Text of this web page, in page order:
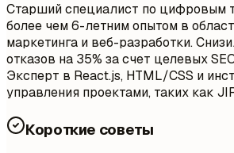
Старший специалист по цифровым
более чем 6-летним опытом в
маркетинга и веб-разработки.
отказов на 35% за счет целевых
Эксперт в React.js, HTML/CSS и
управления проектами, таких как
Короткие советы